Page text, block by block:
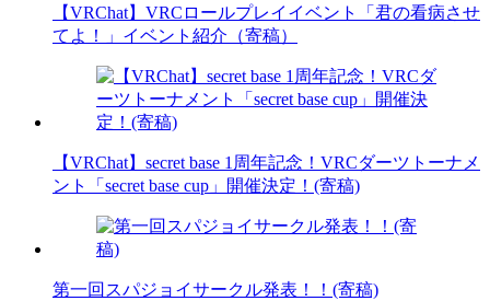
【VRChat】VRCロールプレイイベント「君の看病させ
てよ！」イベント紹介（寄稿）
【VRChat】secret base 1周年記念！VRCダーツトーナメ
ント「secret base cup」開催決定！(寄稿)
第一回スパジョイサークル発表！！(寄稿)